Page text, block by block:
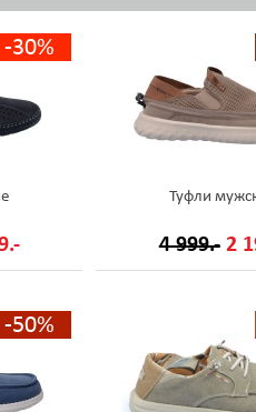
-30%
Туфли
4 999.- 2
-50%